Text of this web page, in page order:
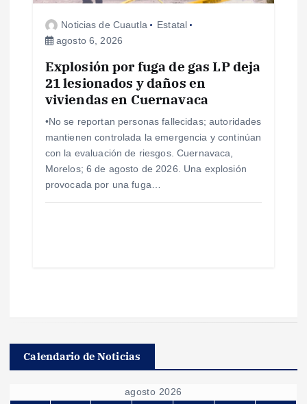
Noticias de Cuautla
Estatal
agosto 6, 2026
Explosión por fuga de gas LP deja
21 lesionados y daños en
viviendas en Cuernavaca
•No se reportan personas fallecidas; autoridades
mantienen controlada la emergencia y continúan
con la evaluación de riesgos. Cuernavaca,
Morelos; 6 de agosto de 2026. Una explosión
provocada por una fuga…
Calendario de Noticias
agosto 2026